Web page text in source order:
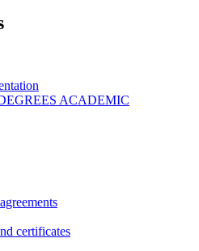
ACADEMIC
certificates